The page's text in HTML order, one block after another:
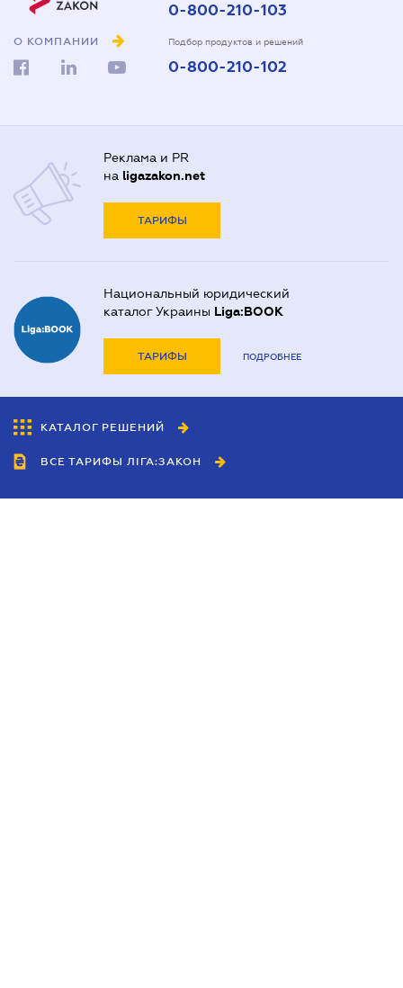
О КОМПАНИИ
0-800-210-103
Подбор продуктов и решений
0-800-210-102
Реклама и PR
на ligazakon.net
ТАРИФЫ
Национальный юридический
каталог Украины Liga:BOOK
ТАРИФЫ ПОДРОБНЕЕ
КАТАЛОГ РЕШЕНИЙ
ВСЕ ТАРИФЫ ЛІГА:ЗАКОН